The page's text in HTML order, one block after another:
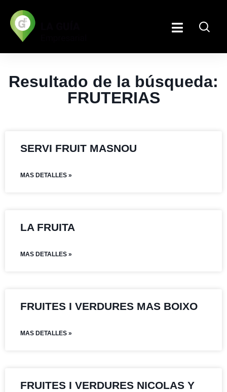
Resultado de la búsqueda:
FRUTERIAS
SERVI FRUIT MASNOU
MAS DETALLES »
LA FRUITA
MAS DETALLES »
FRUITES I VERDURES MAS BOIXO
MAS DETALLES »
FRUITES I VERDURES NICOLAS Y